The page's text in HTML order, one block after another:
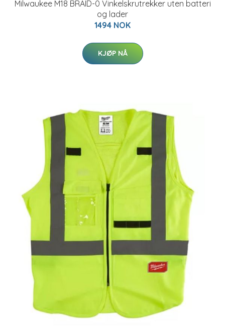
Milwaukee M18 BRAID-0 Vinkelskrutrekker uten batteri
og lader
1494 NOK
KJØP NÅ